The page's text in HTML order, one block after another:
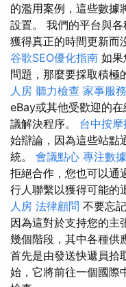
的濫用案例，這些數據
設置。 我們的平台與
獲得真正的時間更新而
谷歌SEO優化指南 如果
問題，那麼要採取積極
人房 聽力檢查 家事服
eBay或其他受歡迎的
議解決程序。 台中按
始辯論，因為這些站點
統。 會議點心 專注數
拒絕合作，您也可以通
行人聯繫以獲得可能的
人房 法律顧問 不要忘
因為這對於支持您的主
幾個階段，其中各種供
首先是由發送快遞員拾
始，它將前往一個國際